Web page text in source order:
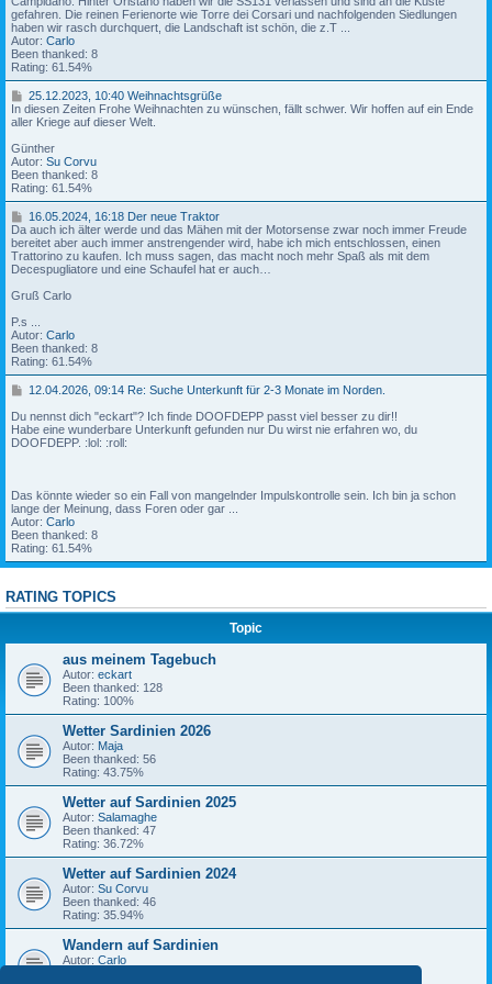
5
5
H
u
d
e
n
o
t
r
u
f
1
0
.
2
0
2
5
,
2
:
1
9
u
s
f
l
u
g
m
e
s
t
l
c
e
n
M
o
-
C
a
m
p
d
a
gefahren. Die reinen Ferienorte wie Torre dei Corsari und nachfolgenden Siedlungen
haben wir rasch durchquert, die Landschaft ist schön, die z.T ...
Autor: Carlo
Been thanked: 8
Rating: 61.54%
2
5
.
2
.
2
0
2
3
,
1
0
:
0
W
e
i
h
a
c
t
s
g
e
25.12.2023, 10:40 Weihnachtsgrüße
In diesen Zeiten Frohe Weihnachten zu wünschen, fällt schwer. Wir hoffen auf ein Ende
aller Kriege auf dieser Welt.
Günther
Autor: Su Corvu
Been thanked: 8
Rating: 61.54%
1
6
.
0
5
2
2
4
,
1
6
8
D
e
u
e
T
r
k
o
r
16.05.2024, 16:18 Der neue Traktor
Da auch ich älter werde und das Mähen mit der Motorsense zwar noch immer Freude
bereitet aber auch immer anstrengender wird, habe ich mich entschlossen, einen
Trattorino zu kaufen. Ich muss sagen, das macht noch mehr Spaß als mit dem
Decespugliatore und eine Schaufel hat er auch…
Gruß Carlo
P.s ...
Autor: Carlo
Been thanked: 8
Rating: 61.54%
1
.
0
4
2
6
,
0
9
:
R
u
c
h
U
t
e
r
k
n
f
t
ü
r
2
-
M
n
a
12.04.2026, 09:14 Re: Suche Unterkunft für 2-3 Monate im Norden.
Du nennst dich "eckart"? Ich finde DOOFDEPP passt viel besser zu dir!!
Habe eine wunderbare Unterkunft gefunden nur Du wirst nie erfahren wo, du
DOOFDEPP. :lol: :roll:
Das könnte wieder so ein Fall von mangelnder Impulskontrolle sein. Ich bin ja schon
lange der Meinung, dass Foren oder gar ...
Autor: Carlo
Been thanked: 8
Rating: 61.54%
RATING TOPICS
Topic
aus meinem Tagebuch
Autor: eckart
Been thanked: 128
Rating: 100%
Wetter Sardinien 2026
Autor: Maja
Been thanked: 56
Rating: 43.75%
Wetter auf Sardinien 2025
Autor: Salamaghe
Been thanked: 47
Rating: 36.72%
Wetter auf Sardinien 2024
Autor: Su Corvu
Been thanked: 46
Rating: 35.94%
Wandern auf Sardinien
Autor: Carlo